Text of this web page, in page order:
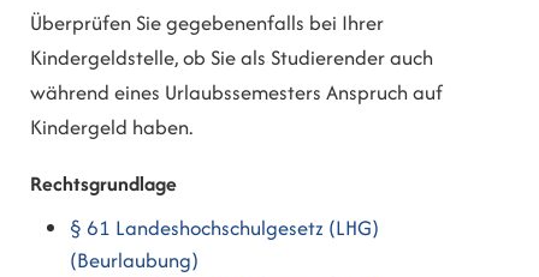
Überprüfen Sie gegebenenfalls bei Ihrer
Kindergeldstelle, ob Sie als Studierender auch
während eines Urlaubssemesters Anspruch auf
Kindergeld haben.
Rechtsgrundlage
§ 61 Landeshochschulgesetz (LHG)
(Beurlaubung)